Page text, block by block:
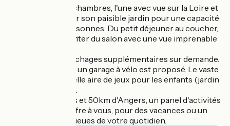
Bed Loire offre 2 chambres, l'une avec vue sur la Loire et
l'autre avec vue sur son paisible jardin pour une capacité
maximale de 5 personnes. Du petit déjeuner au coucher,
vous pourrez profiter du salon avec une vue imprenable
Possibilité de couchages supplémentaires sur demande.
Pour les cyclistes, un garage à vélo est proposé. Le vaste
jardin offre une belle aire de jeux pour les enfants (jardin
fermé et sécurisé).
A 30km de Nantes et 50km d'Angers, un panel d'activités
et possibilités s'offre à vous, pour des vacances ou un
week-end à mille lieues de votre quotidien.